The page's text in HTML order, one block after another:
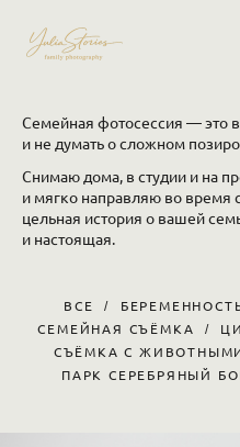
Семейная фотосессия — это
и не думать о сложном
Снимаю дома, в студии и на
и мягко направляю во время
цельная история о вашей
и настоящая.
ВСЕ
СЕМЕЙНАЯ СЪЁМКА
СЪЁМКА С
ПАРК СЕРЕБРЯНЫЙ